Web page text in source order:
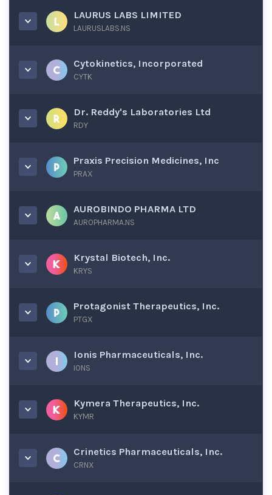
LAURUS LABS LIMITED
LAURUSLABS.NS
Cytokinetics, Incorporated
CYTK
Dr. Reddy's Laboratories Ltd
RDY
Praxis Precision Medicines, Inc
PRAX
AUROBINDO PHARMA LTD
AUROPHARMA.NS
Krystal Biotech, Inc.
KRYS
Protagonist Therapeutics, Inc.
PTGX
Ionis Pharmaceuticals, Inc.
IONS
Kymera Therapeutics, Inc.
KYMR
Crinetics Pharmaceuticals, Inc.
CRNX